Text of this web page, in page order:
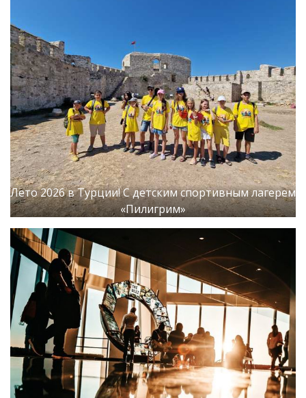
Лето 2026 в Турции! С детским спортивным лагерем
«Пилигрим»